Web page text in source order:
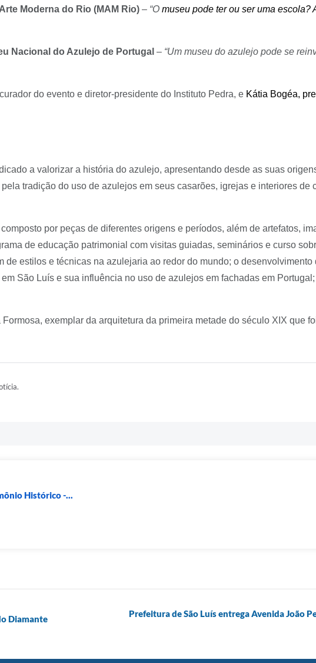
Moderna do Rio (MAM Rio) – “O museu pode ter ou ser uma escola?
Nacional do Azulejo de Portugal – “Um museu do azulejo pode se
do evento e diretor-presidente do Instituto Pedra, e Kátia Bogéa,
a valorizar a história do azulejo, apresentando desde as suas
tradição do uso de azulejos em seus casarões, igrejas e interiores de
por peças de diferentes origens e períodos, além de artefatos,
de educação patrimonial com visitas guiadas, seminários e curso
estilos e técnicas na azulejaria ao redor do mundo; o
São Luís e sua influência no uso de azulejos em fachadas em
exemplar da arquitetura da primeira metade do século XIX que
Histórico -...
Diamante
Prefeitura de São Luís entrega Avenida João